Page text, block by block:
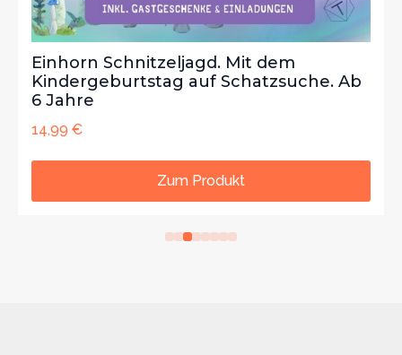
Einhorn Schnitzeljagd. Mit dem
Kindergeburtstag auf Schatzsuche. Ab
6 Jahre
14,99 €
Zum Produkt